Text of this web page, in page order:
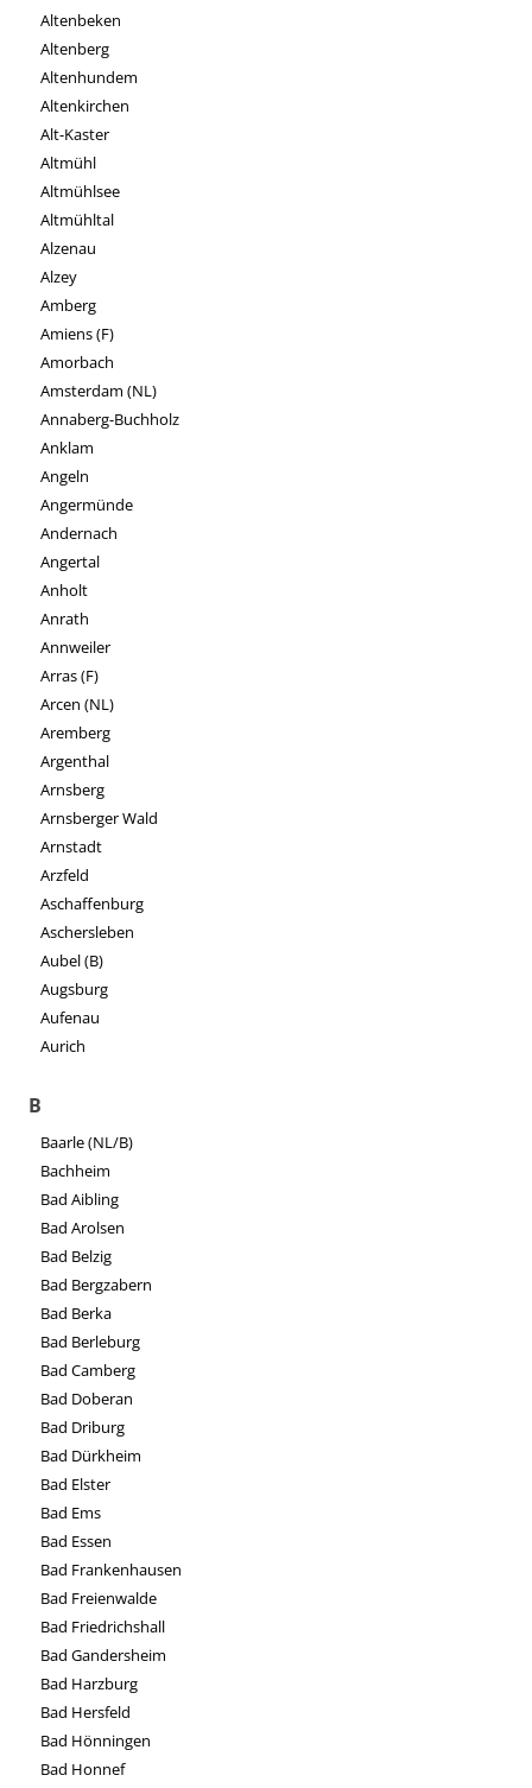
Altenbeken
Altenberg
Altenhundem
Altenkirchen
Alt-Kaster
Altmühl
Altmühlsee
Altmühltal
Alzenau
Alzey
Amberg
Amiens (F)
Amorbach
Amsterdam (NL)
Annaberg-Buchholz
Anklam
Angeln
Angermünde
Andernach
Angertal
Anholt
Anrath
Annweiler
Arras (F)
Arcen (NL)
Aremberg
Argenthal
Arnsberg
Arnsberger Wald
Arnstadt
Arzfeld
Aschaffenburg
Aschersleben
Aubel (B)
Augsburg
Aufenau
Aurich
B
Baarle (NL/B)
Bachheim
Bad Aibling
Bad Arolsen
Bad Belzig
Bad Bergzabern
Bad Berka
Bad Berleburg
Bad Camberg
Bad Doberan
Bad Driburg
Bad Dürkheim
Bad Elster
Bad Ems
Bad Essen
Bad Frankenhausen
Bad Freienwalde
Bad Friedrichshall
Bad Gandersheim
Bad Harzburg
Bad Hersfeld
Bad Hönningen
Bad Honnef